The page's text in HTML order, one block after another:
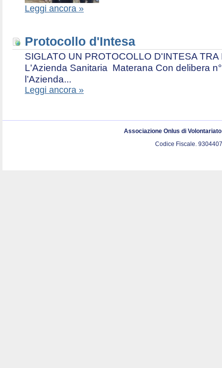
Leggi ancora »
Protocollo d'Intesa
SIGLATO UN PROTOCOLLO D'INTESA
L'Azienda Sanitaria Materana Con delibera
l’Azienda...
Leggi ancora »
Associazione Onlus di
Codice Fiscale.